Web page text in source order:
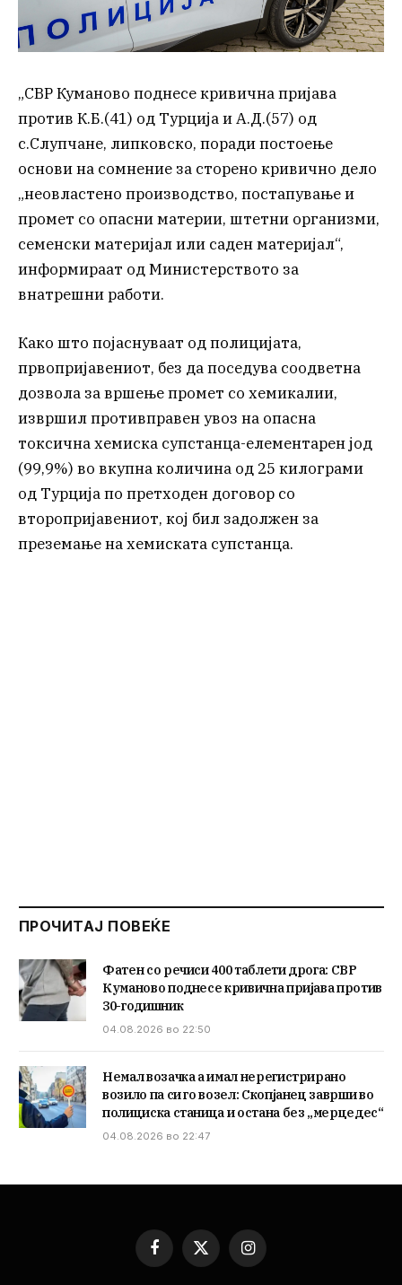
„СВР Куманово поднесе кривична пријава
против К.Б.(41) од Турција и А.Д.(57) од
с.Слупчане, липковско, поради постоење
основи на сомнение за сторено кривично дело
„неовластено производство, постапување и
промет со опасни материи, штетни организми,
семенски материјал или саден материјал“,
информираат од Министерството за
внатрешни работи.
Како што појаснуваат од полицијата,
првопријавениот, без да поседува соодветна
дозвола за вршење промет со хемикалии,
извршил противправен увоз на опасна
токсична хемиска супстанца-елементарен јод
(99,9%) во вкупна количина од 25 килограми
од Турција по претходен договор со
второпријавениот, кој бил задолжен за
преземање на хемиската супстанца.
ПРОЧИТАЈ ПОВЕЌЕ
Фатен со речиси 400 таблети дрога: СВР
Куманово поднесе кривична пријава против
30-годишник
04.08.2026 во 22:50
Немал возачка а имал нерегистрирано
возило па си го возел: Скопјанец заврши во
полициска станица и остана без „мерцедес“
04.08.2026 во 22:47
Facebook
X
Instagram